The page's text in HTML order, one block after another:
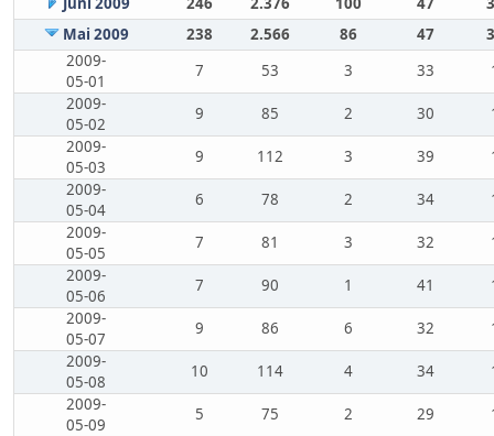
Mai 2009
238 2.566 86 47
2009-
05-01
7 53 3 33
2009-
05-02
9 85 2 30
2009-
05-03
9 112 3 39
2009-
05-04
6 78 2 34
2009-
05-05
7 81 3 32
2009-
05-06
7 90 1 41
2009-
05-07
9 86 6 32
2009-
05-08
10 114 4 34
2009-
05-09
5 75 2 29